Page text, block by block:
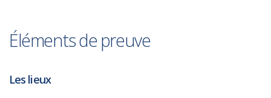
Éléments de preuve
Les lieux